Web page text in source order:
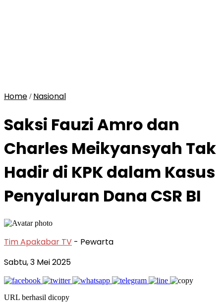
Home / Nasional
Saksi Fauzi Amro dan
Charles Meikyansyah Tak
Hadir di KPK dalam Kasus
Penyaluran Dana CSR BI
Tim Apakabar TV - Pewarta
Sabtu, 3 Mei 2025
URL berhasil dicopy